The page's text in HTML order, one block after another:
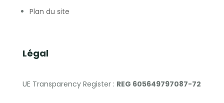
Plan du site
Légal
UE Transparency Register : REG 605649797087-72